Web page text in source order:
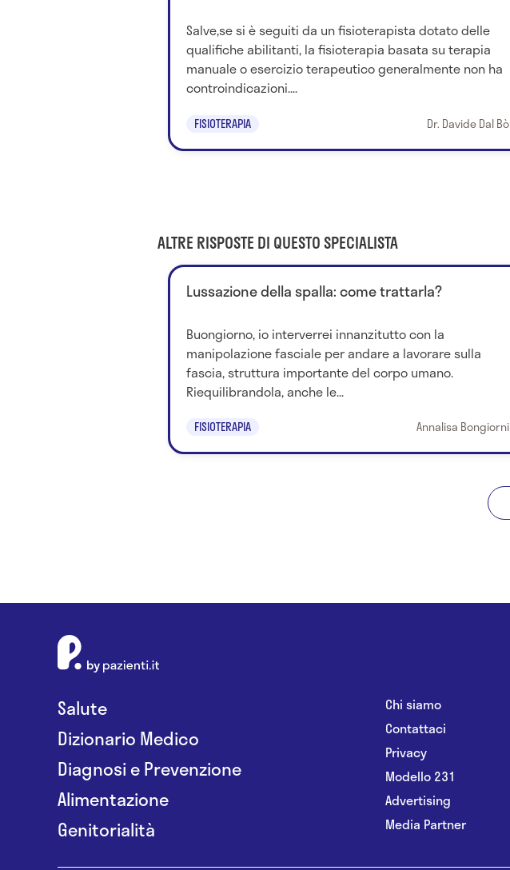
Salve,se si è seguiti da un fisioterapista dotato delle
qualifiche abilitanti, la fisioterapia basata su terapia
manuale o esercizio terapeutico generalmente non ha
controindicazioni....
FISIOTERAPIA Dr. Davide Dal Bò
ALTRE RISPOSTE DI QUESTO SPECIALISTA
Lussazione della spalla: come trattarla?
Buongiorno, io interverrei innanzitutto con la
manipolazione fasciale per andare a lavorare sulla
fascia, struttura importante del corpo umano.
Riequilibrandola, anche le...
FISIOTERAPIA Annalisa Bongiorni
Salute
Dizionario Medico
Diagnosi e Prevenzione
Alimentazione
Genitorialità
Chi siamo
Contattaci
Privacy
Modello 231
Advertising
Media Partner